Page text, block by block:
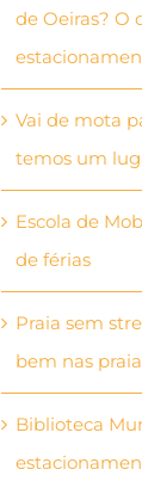
de Oeiras? O
Vai de mota
temos um
Escola de
de férias
Praia sem
bem nas
Biblioteca